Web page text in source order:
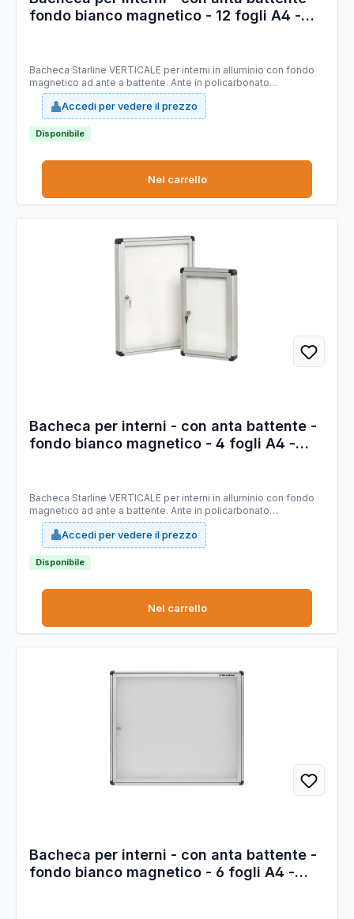
fondo bianco magnetico - 12 fogli A4 -
Bacheca Starline VERTICALE per interni in alluminio con fondo
magnetico ad ante a battente. Ante in policarbonato
trasparente. Formato: 12XA4 Formato esterno:
1000X1000X45mm. Profondità utile interna 35/40mm.
Accedi per vedere il prezzo
Disponibile
Nel carrello
Bacheca per interni - con anta battente -
fondo bianco magnetico - 4 fogli A4 -
Bacheca Starline VERTICALE per interni in alluminio con fondo
magnetico ad ante a battente. Ante in policarbonato
trasparente. Formato: 4XA4 Formato esterno: 450x650x45mm.
Profondità utile interna 35/40mm
Accedi per vedere il prezzo
Disponibile
Nel carrello
Bacheca per interni - con anta battente -
fondo bianco magnetico - 6 fogli A4 -